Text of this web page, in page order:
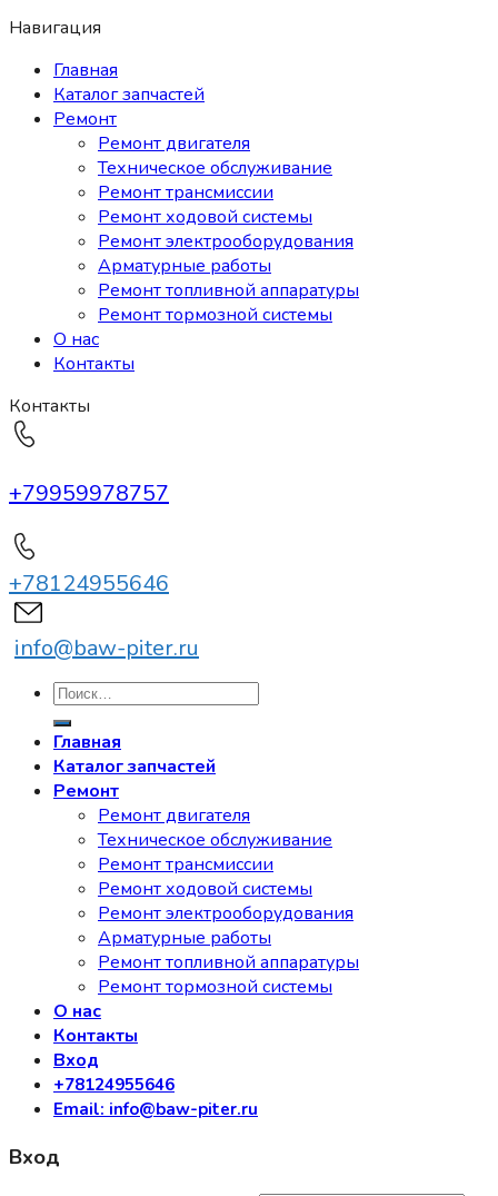
Навигация
Главная
Каталог запчастей
Ремонт
Ремонт двигателя
Техническое обслуживание
Ремонт трансмиссии
Ремонт ходовой системы
Ремонт электрооборудования
Арматурные работы
Ремонт топливной аппаратуры
Ремонт тормозной системы
О нас
Контакты
Контакты
+79959978757
+78124955646
info@baw-piter.ru
Искать:
Главная
Каталог запчастей
Ремонт
Ремонт двигателя
Техническое обслуживание
Ремонт трансмиссии
Ремонт ходовой системы
Ремонт электрооборудования
Арматурные работы
Ремонт топливной аппаратуры
Ремонт тормозной системы
О нас
Контакты
Вход
+78124955646
Email: info@baw-piter.ru
Вход